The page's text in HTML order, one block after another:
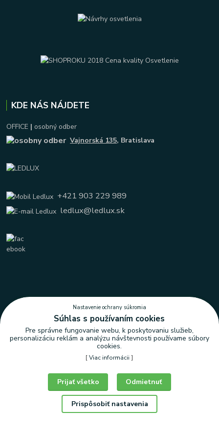
KDE NÁS NÁJDETE
OFFICE | osobný odber
Vajnorská 135, Bratislava
+421 903 229 989
ledlux@ledlux.sk
Nastavenie ochrany súkromia
Súhlas s používaním cookies
Pre správne fungovanie webu, k poskytovaniu služieb,
personalizáciu reklám a analýzu návštevnosti používame súbory
cookies.
[Viac informácii ]
Odmietnuť
Prispôsobiť nastavenia
Prijať všetko